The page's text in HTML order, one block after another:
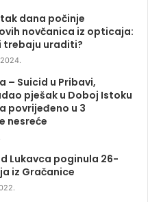
dana počinje
novčanica iz opticaja:
trebaju uraditi?
– Suicid u Pribavi,
pješak u Doboj Istoku
povrijeđeno u 3
nesreće
Lukavca poginula 26-
iz Gračanice